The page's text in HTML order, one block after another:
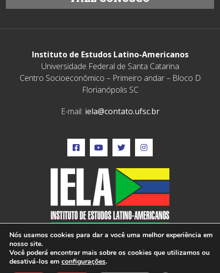
Instituto de Estudos Latino-Americanos
Universidade Federal de Santa Catarina
Centro Socioeconômico – Primeiro andar – Bloco D
Florianópolis SC
E-mail: iela@contato.ufsc.br
IELA © 2022 – Todos os direitos reservados –
Nós usamos cookies para dar a você uma melhor experiência em
nosso site.
Você poderá encontrar mais sobre os cookies que utilizamos ou
desativá-los em configurações.